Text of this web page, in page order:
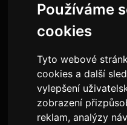
Používáme
cookies
Tyto webové
cookies a další
vylepšení
zobrazení
reklam, analýzy